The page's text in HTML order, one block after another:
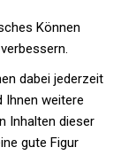
Können
dabei jederzeit
Ihnen weitere
Inhalten dieser
gute Figur